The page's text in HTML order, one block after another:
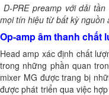
D-PRE preamp với dải
mọi tín hiệu từ bất kỳ nguồn
Op-amp âm thanh chất
Head amp xác định chất
trong những phần quan
mixer MG được trang bị
được phát triển qua việc